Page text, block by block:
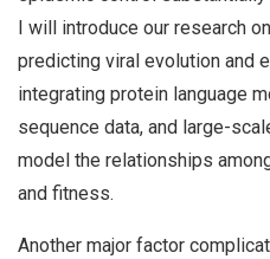
I will introduce our research
predicting viral evolution and
integrating protein language
sequence data, and large-
model the relationships
and fitness.
Another major factor